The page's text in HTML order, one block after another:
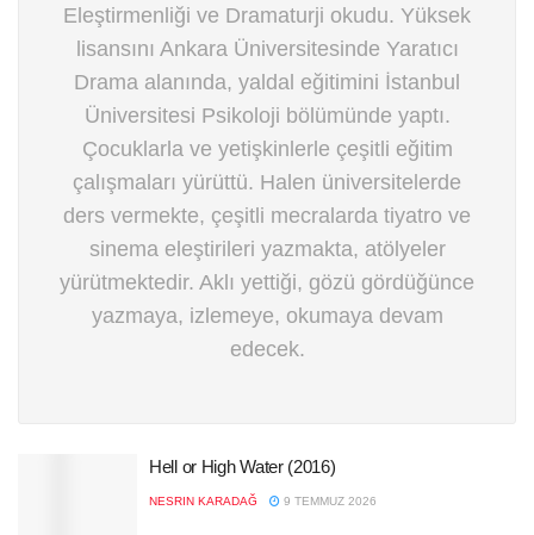
Eleştirmenliği ve Dramaturji okudu. Yüksek
lisansını Ankara Üniversitesinde Yaratıcı
Drama alanında, yaldal eğitimini İstanbul
Üniversitesi Psikoloji bölümünde yaptı.
Çocuklarla ve yetişkinlerle çeşitli eğitim
çalışmaları yürüttü. Halen üniversitelerde
ders vermekte, çeşitli mecralarda tiyatro ve
sinema eleştirileri yazmakta, atölyeler
yürütmektedir. Aklı yettiği, gözü gördüğünce
yazmaya, izlemeye, okumaya devam
edecek.
Hell or High Water (2016)
NESRIN KARADAĞ 9 TEMMUZ 2026